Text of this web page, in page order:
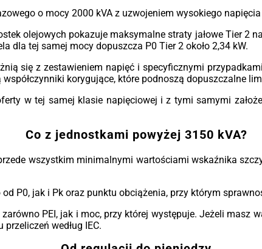
o mocy 2000 kVA z uzwojeniem wysokiego
olejowych pokazuje maksymalne straty jałowe Tier 2
dla tej samej mocy dopuszcza P0 Tier 2 około 2,34 kW.
się z zestawieniem napięć i specyficznymi
korygujące, które podnoszą dopuszczalne
w tej samej klasie napięciowej i z tymi samymi
Co z jednostkami powyżej 3150 kVA?
wszystkim minimalnymi wartościami wskaźnika
P0, jak i Pk oraz punktu obciążenia, przy którym
PEI, jak i moc, przy której występuje. Jeżeli masz
według IEC.